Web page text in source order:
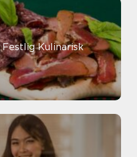
Festlig Kulinarisk